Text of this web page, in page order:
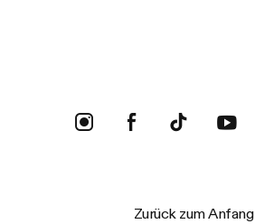
Zurück zum Anfang